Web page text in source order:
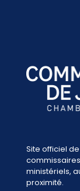
Site officiel
ministériels,
proximité.